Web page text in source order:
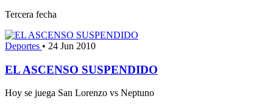
Tercera fecha
Deportes • 24 Jun 2010
EL ASCENSO SUSPENDIDO
Hoy se juega San Lorenzo vs Neptuno